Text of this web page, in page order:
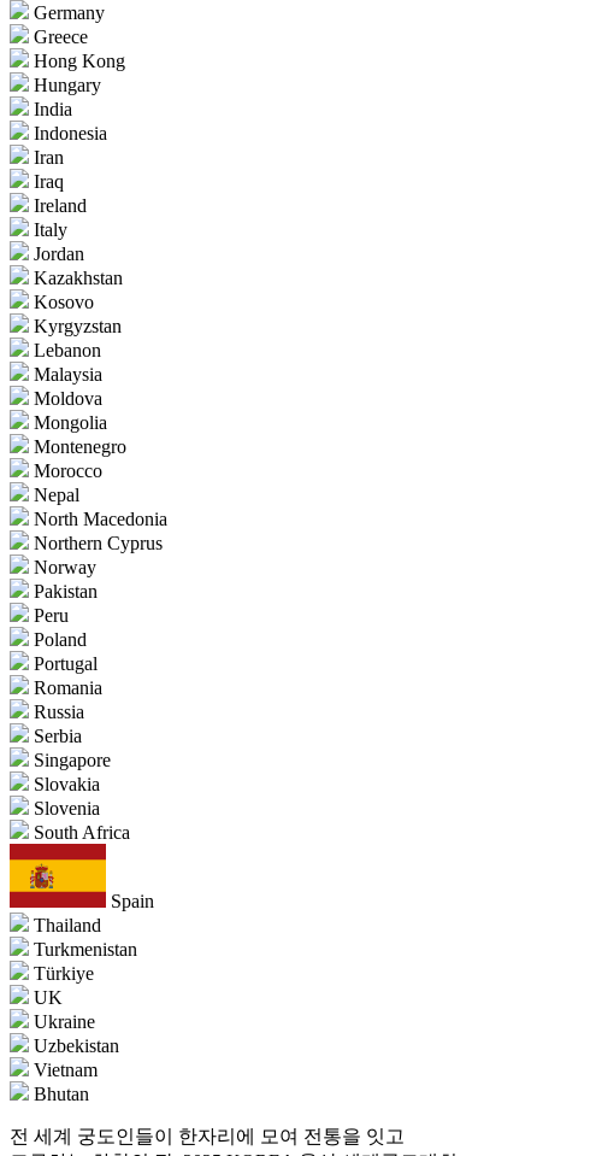
Germany
Greece
Hong Kong
Hungary
India
Indonesia
Iran
Iraq
Ireland
Italy
Jordan
Kazakhstan
Kosovo
Kyrgyzstan
Lebanon
Malaysia
Moldova
Mongolia
Montenegro
Morocco
Nepal
North Macedonia
Northern Cyprus
Norway
Pakistan
Peru
Poland
Portugal
Romania
Russia
Serbia
Singapore
Slovakia
Slovenia
South Africa
Spain
Thailand
Turkmenistan
Türkiye
UK
Ukraine
Uzbekistan
Vietnam
Bhutan
전 세계 궁도인들이 한자리에 모여 전통을 잇고